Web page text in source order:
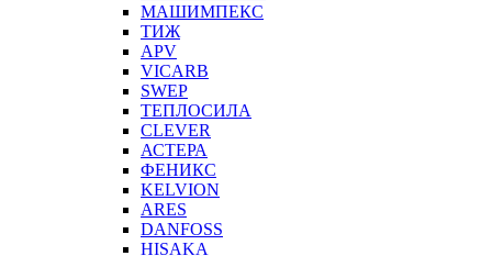
МАШИМПЕКС
ТИЖ
APV
VICARB
SWEP
ТЕПЛОСИЛА
CLEVER
АСТЕРА
ФЕНИКС
KELVION
ARES
DANFOSS
HISAKA